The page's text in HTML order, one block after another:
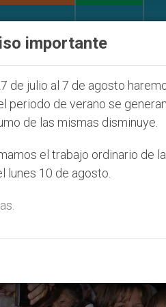
ONU se
Tarcisio
importante
de julio al 7 de agosto
periodo de verano se
de las mismas disminuye.
el trabajo ordinario de
lunes 10 de agosto.